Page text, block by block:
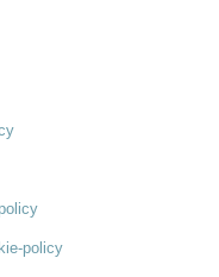
policy